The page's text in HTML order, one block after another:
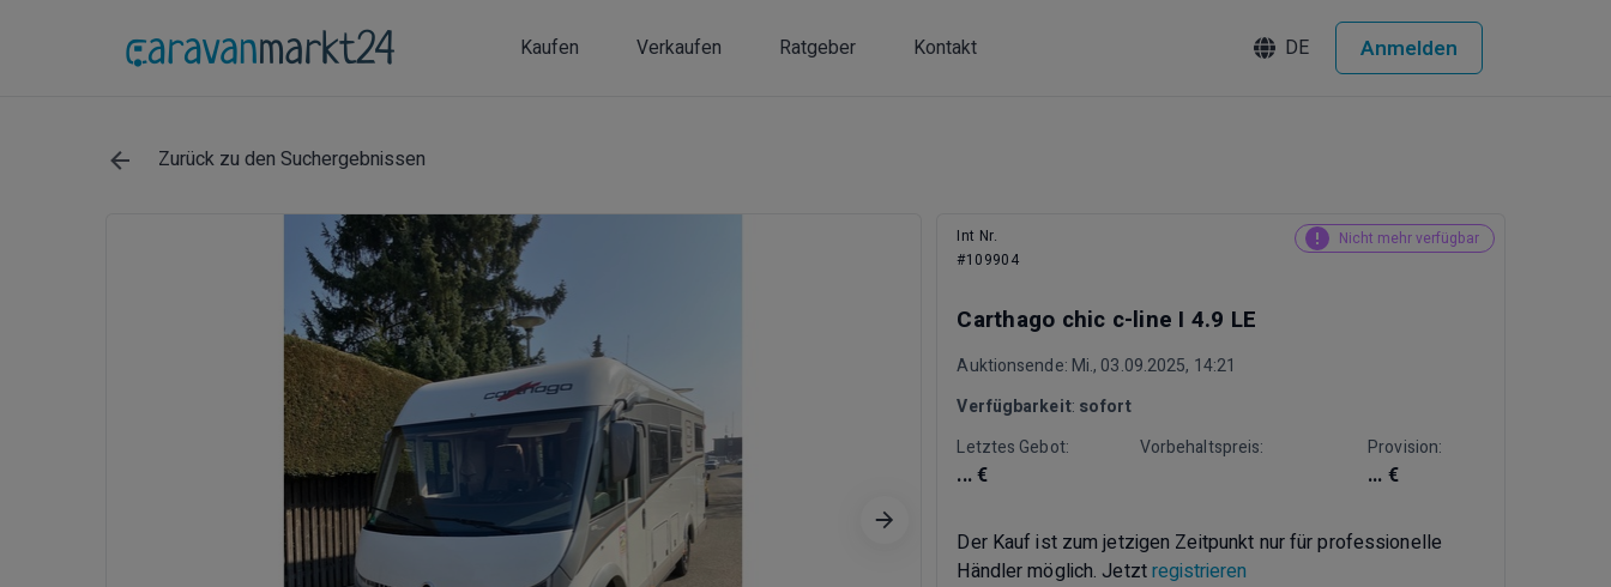
Kaufen Verkaufen Ratgeber Kontakt DE Anmelden
Zurück zu den Suchergebnissen
Int Nr.
#109904
Nicht mehr verfügbar
Carthago chic c-line I 4.9 LE
Auktionsende: Mi., 03.09.2025, 14:21
Verfügbarkeit: sofort
Letztes Gebot:
... €
Vorbehaltspreis: Provision:
... €
Der Kauf ist zum jetzigen Zeitpunkt nur für professionelle
Händler möglich. Jetztregistrieren